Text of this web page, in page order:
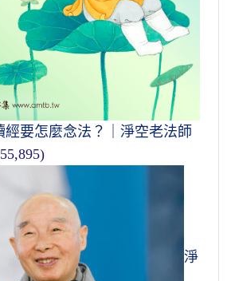
經要怎麼念法？｜淨空老法師
淨